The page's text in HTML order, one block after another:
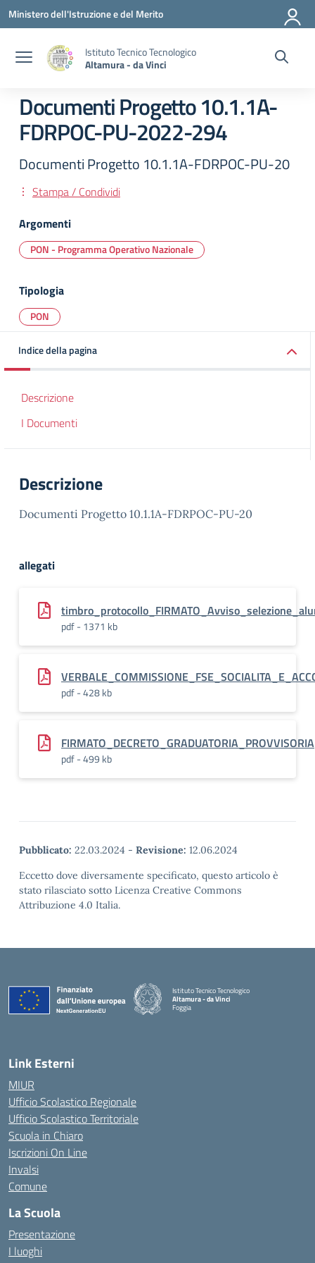
Vai ai contenuti
Vai al menu di navigazione
Vai al footer
Ministero dell'Istruzione e del Merito
Istituto Tecnico Tecnologico
Altamura - da Vinci
Documenti Progetto 10.1.1A-
FDRPOC-PU-2022-294
Documenti Progetto 10.1.1A-FDRPOC-PU-20
Stampa / Condividi
Argomenti
PON - Programma Operativo Nazionale
Tipologia
PON
Indice della pagina
Descrizione
I Documenti
Descrizione
Documenti Progetto 10.1.1A-FDRPOC-PU-20
allegati
pdf - 1371 kb
pdf - 428 kb
FIRMATO_DECRETO_GRADUATORIA_PROVVISORIA
pdf - 499 kb
Pubblicato: 22.03.2024 - Revisione: 12.06.2024
Eccetto dove diversamente specificato, questo articolo è
stato rilasciato sotto Licenza Creative Commons
Attribuzione 4.0 Italia.
Istituto Tecnico Tecnologico
Altamura - da Vinci
Foggia
— Visita la pagina iniziale della scuola
Link Esterni
MIUR
Ufficio Scolastico Regionale
Ufficio Scolastico Territoriale
Scuola in Chiaro
Iscrizioni On Line
Invalsi
Comune
La Scuola
Presentazione
I luoghi